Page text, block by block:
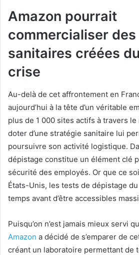
Amazon pourrait
commercialiser
sanitaires créées
crise
Au-delà de cet affrontement en
aujourd’hui à la tête d’un véritable
plus de 1 000 sites actifs à travers
doter d’une stratégie sanitaire lui
poursuivre son activité logistique.
dépistage constitue un élément clé
sécurité des employés. Or que ce
États-Unis, les tests de dépistage du
temps avant d’être accessibles
Puisqu’on n’est jamais mieux servi
Amazon a décidé de s’emparer de
créant un laboratoire permettant de